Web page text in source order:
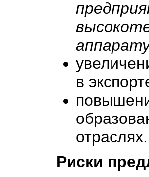
в
отраслях.
Риски